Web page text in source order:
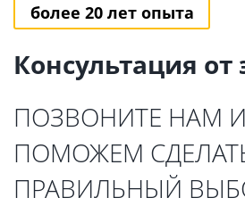
более 20 лет опыта
Консультация от
ПОЗВОНИТЕ НАМ
ПОМОЖЕМ
ПРАВИЛЬНЫЙ